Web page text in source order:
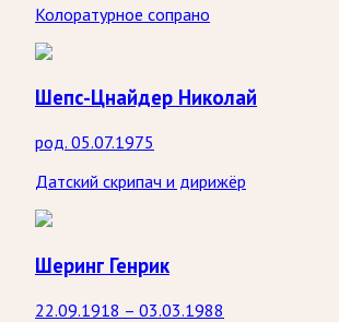
Колоратурное сопрано
Шепс-Цнайдер Николай
род. 05.07.1975
Датский скрипач и дирижёр
Шеринг Генрик
22.09.1918 – 03.03.1988